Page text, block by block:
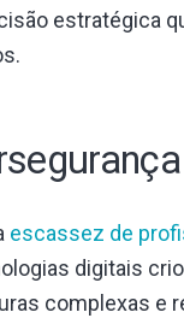
estratégica
escassez de
digitais
complexas e